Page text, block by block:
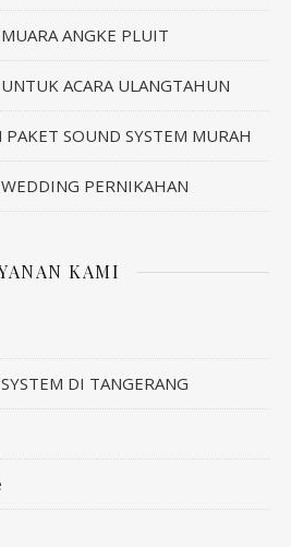
ANGKE PLUIT
ACARA ULANGTAHUN
SOUND SYSTEM MURAH
PERNIKAHAN
KAMI
DI TANGERANG